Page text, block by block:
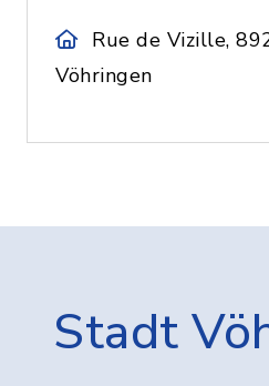
Rue de Vizille,
Vöhringen
Stadt